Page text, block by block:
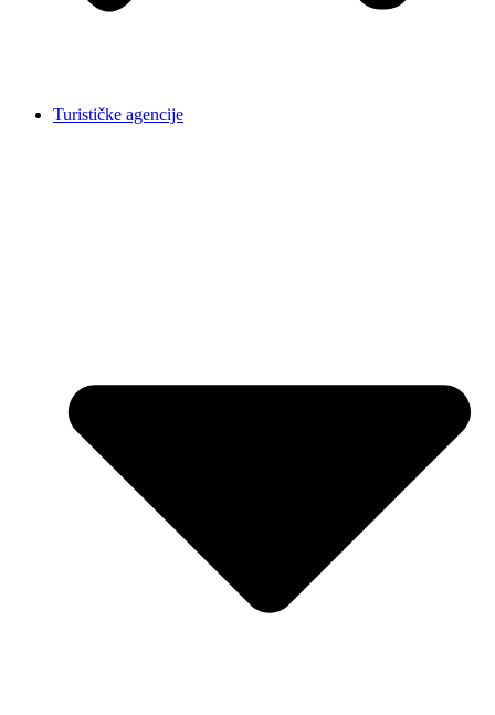
Turističke agencije